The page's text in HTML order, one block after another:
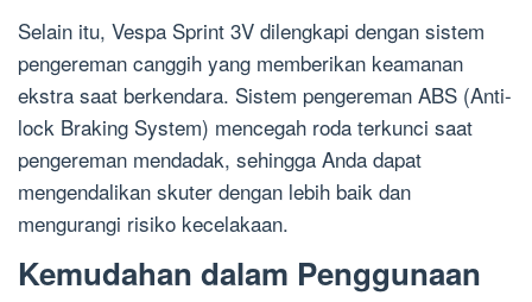
Selain itu, Vespa Sprint 3V dilengkapi dengan sistem
pengereman canggih yang memberikan keamanan
ekstra saat berkendara. Sistem pengereman ABS (Anti-
lock Braking System) mencegah roda terkunci saat
pengereman mendadak, sehingga Anda dapat
mengendalikan skuter dengan lebih baik dan
mengurangi risiko kecelakaan.
Kemudahan dalam Penggunaan